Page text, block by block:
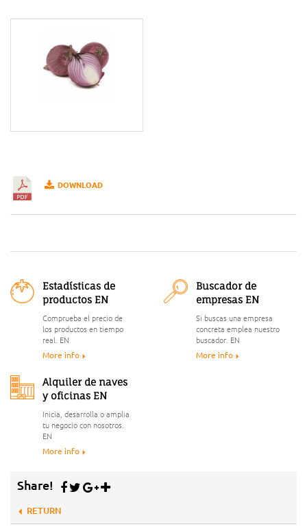
DOWNLOAD
Estadísticas de
productos EN
Comprueba el precio de
los productos en tiempo
real. EN
More info
Buscador de
empresas EN
Si buscas una empresa
concreta emplea nuestro
buscador. EN
More info
Alquiler de naves
y oficinas EN
Inicia, desarrolla o amplia
tu negocio con nosotros.
EN
More info
Share!
RETURN